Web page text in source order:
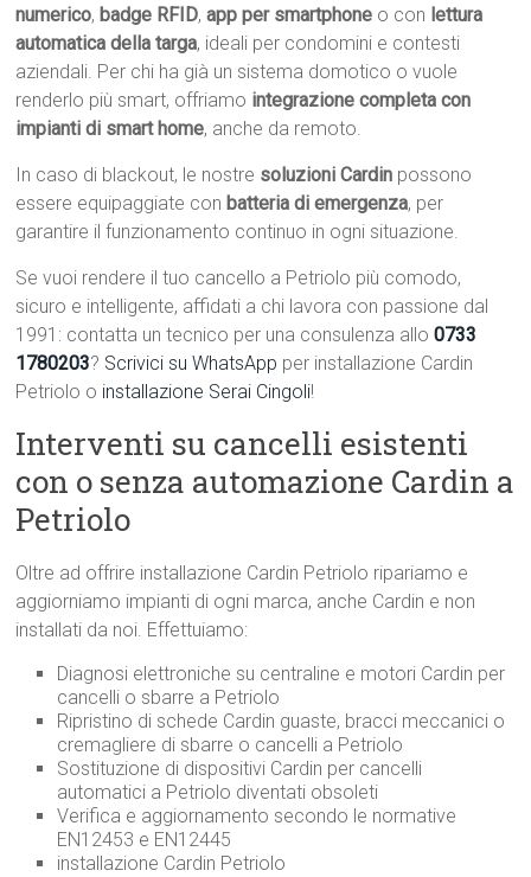
numerico, badge RFID,app per smartphone o con lettura
automatica della targa, ideali per condomini e contesti
aziendali. Per chi ha già un sistema domotico o vuole
renderlo più smart, offriamo integrazione completa con
impianti di smart home, anche da remoto.
In caso di blackout, le nostre soluzioni Cardin possono
essere equipaggiate con batteria di emergenza, per
garantire il funzionamento continuo in ogni situazione.
Se vuoi rendere il tuo cancello a Petriolo più comodo,
sicuro e intelligente, affidati a chi lavora con passione dal
1991: contatta un tecnico per una consulenza allo0733
1780203? Scrivici su WhatsApp per installazione Cardin
Petriolo o installazione Serai Cingoli!
Interventi su cancelli esistenti
con o senza automazione Cardin a
Petriolo
Oltre ad offrire installazione Cardin Petriolo ripariamo e
aggiorniamo impianti di ogni marca, anche Cardin e non
installati da noi. Effettuiamo:
Diagnosi elettroniche su centraline e motori Cardin per
cancelli o sbarre a Petriolo
Ripristino di schede Cardin guaste, bracci meccanici o
cremagliere di sbarre o cancelli a Petriolo
Sostituzione di dispositivi Cardin per cancelli
automatici a Petriolo diventati obsoleti
Verifica e aggiornamento secondo le normative
EN12453 e EN12445
installazione Cardin Petriolo